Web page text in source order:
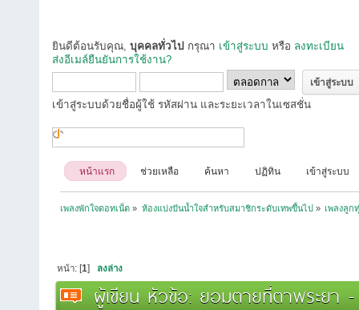
ยินดีต้อนรับคุณ, บุคคลทั่วไป กรุณา เข้าสู่ระบบ หรือ ลงทะเบียน
ส่งอีเมล์ยืนยันการใช้งาน?
เข้าสู่ระบบด้วยชื่อผู้ใช้ รหัสผ่าน และระยะเวลาในเซสชั่น
หน้าแรก ช่วยเหลือ ค้นหา ปฏิทิน เข้าสู่ระบบ
เพลงพักใจดอทเน็ต » ห้องแบ่งปันน้ำใจสำหรับสมาชิกระดับเทพขึ้นไป » เพลงลูก
หน้า: [1] ลงล่าง
ผู้เขียน หัวข้อ: ยอมตายที่ตาพระยา